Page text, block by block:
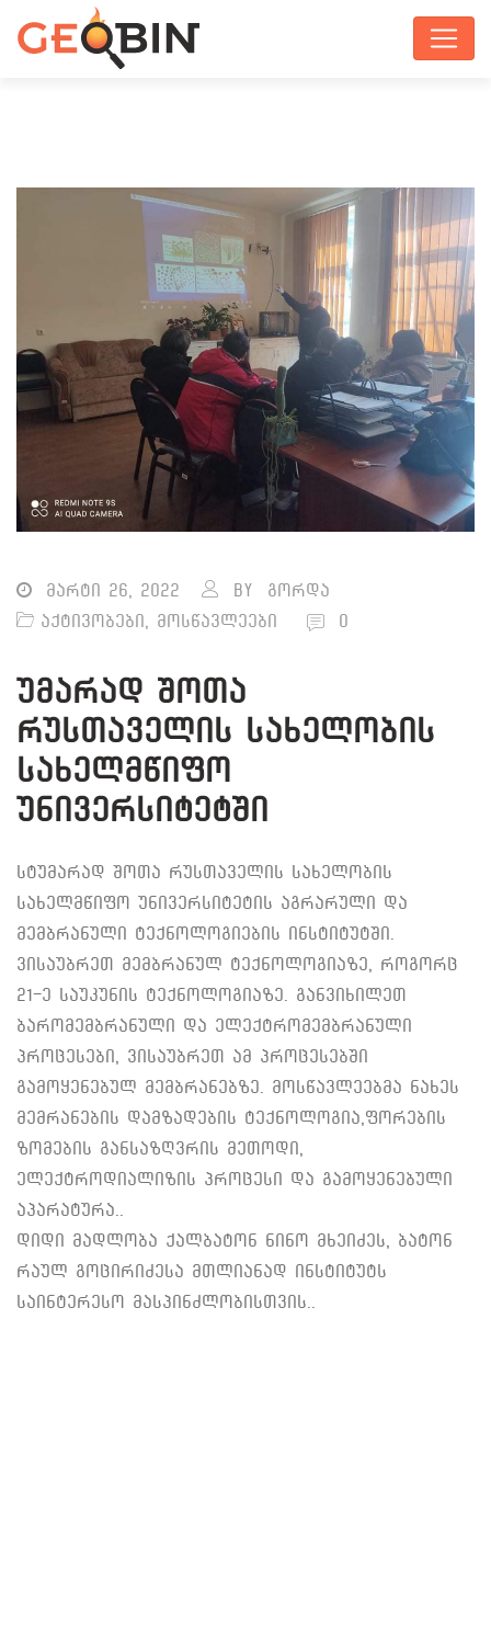
მარტი 26, 2022 By
გორდა
აქტივობები
მოსწავლეები 0
უმარად შოთა
რუსთაველის სახელობის
სახელმწიფო
უნივერსიტეტში
სტუმარად შოთა რუსთაველის სახელობის
სახელმწიფო უნივერსიტეტის აგრარული და
მემბრანული ტექნოლოგიების ინსტიტუტში.
ვისაუბრეთ მემბრანულ ტექნოლოგიაზე, როგორც
21-ე საუკუნის ტექნოლოგიაზე. განვიხილეთ
ბარომემბრანული და ელექტრომემბრანული
პროცესები, ვისაუბრეთ ამ პროცესებში
გამოყენებულ მემბრანებზე. მოსწავლეებმა ნახეს
მემრანების დამზადების ტექნოლოგია,ფორების
ზომების განსაზღვრის მეთოდი,
ელექტროდიალიზის პროცესი და გამოყენებული
აპარატურა..
დიდი მადლობა ქალბატონ ნინო მხეიძეს, ბატონ
რაულ გოცირიძესა მთლიანად ინსტიტუტს
საინტერესო მასპინძლობისთვის..